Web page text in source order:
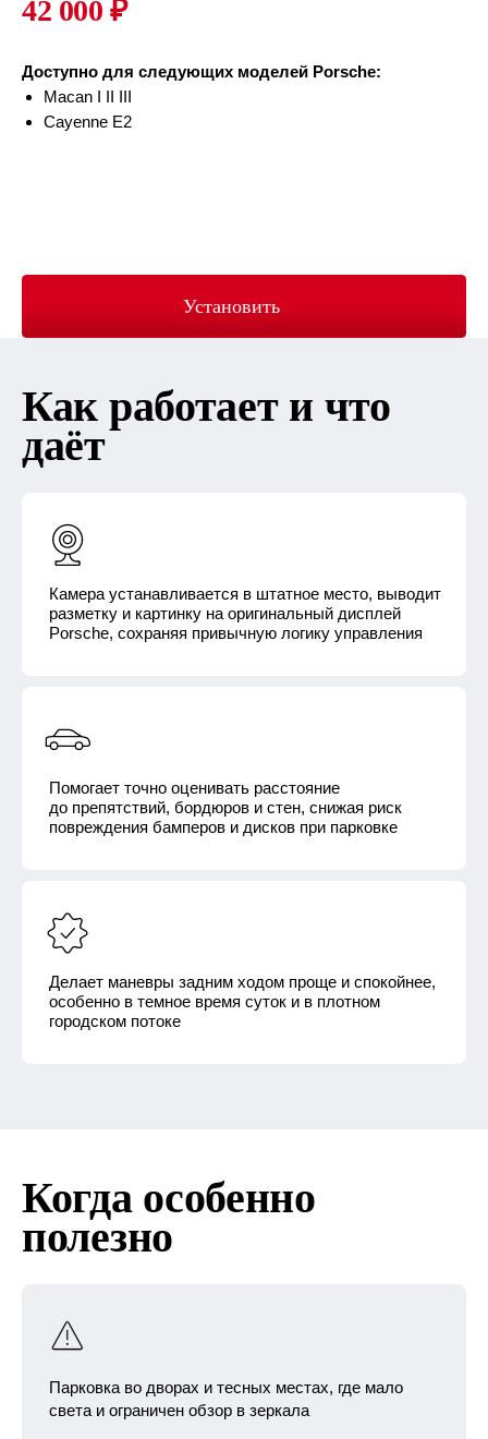
42 000 ₽
Доступно для следующих моделей Porsche:
Macan I II III
Cayenne E2
Установить
Как работает и что
даёт
Камера устанавливается в штатное место, выводит
разметку и картинку на оригинальный дисплей
Porsche, сохраняя привычную логику управления
Помогает точно оценивать расстояние
до препятствий, бордюров и стен, снижая риск
повреждения бамперов и дисков при парковке
Делает маневры задним ходом проще и спокойнее,
особенно в темное время суток и в плотном
городском потоке
Парковка во дворах и тесных местах, где мало
света и ограничен обзор в зеркала
Когда особенно
полезно